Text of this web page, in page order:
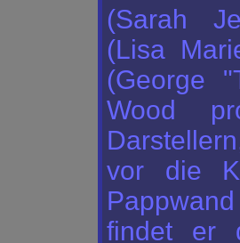
(Sarah
(Lisa
(George
Wood
vor die
findet er